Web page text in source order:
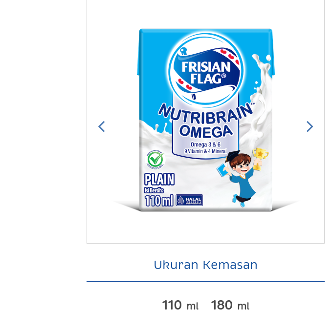
Ukuran Kemasan
110 ml 180 ml